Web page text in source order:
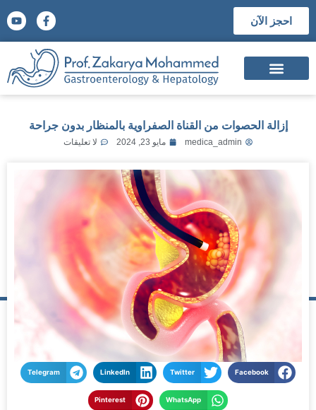
احجز الآن
إزالة الحصوات من القناة الصفراوية بالمنظار بدون جراحة
medica_admin مايو 23, 2024 لا تعليقات
Facebook
Twitter
LinkedIn
Telegram
WhatsApp
Pinterest